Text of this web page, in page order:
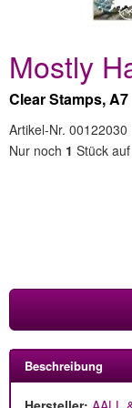
Mostly
Clear Stamps, A7
Artikel-Nr. 00122030
Nur noch 1 Stück
Beschreibung